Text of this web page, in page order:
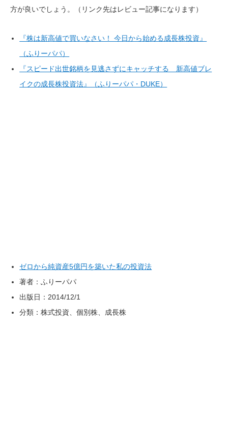
方が良いでしょう。（リンク先はレビュー記事になります）
『株は新高値で買いなさい！ 今日から始める成長株投資』
（ふりーパパ）
『スピード出世銘柄を見逃さずにキャッチする 新高値ブレ
イクの成長株投資法』（ふりーパパ・DUKE）
ゼロから純資産5億円を築いた私の投資法
著者：ふりーパパ
出版日：2014/12/1
分類：株式投資、個別株、成長株